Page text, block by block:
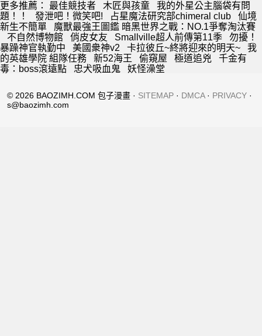
更多推薦： 最佳競技者 木匠與孩童
我的外星公主腦袋有問
題！！
發泄吧！微笑吧! 占星魔法研究部chimeral club
仙境
新生不簡單
魔獸最強王圖鑑 暗黑世界之戰：NO.1爭奪淘汰賽
不自然博物館
俏皮女友 Smallville超人前傳第11季
勿擾！
暴躁神官執勤中
美國衆神v2 卡拉彼丘~終將迎來的明天~
我
的英雄學院 組隊任務
新52海王 偷窺屋 極道追兇
千金有
毒：boss滾遠點
忠犬吸血鬼 妖怪澡堂
© 2026 BAOZIMH.COM 包子漫畫 · SITEMAP · DMCA· PRIVACY ·
s@baozimh.com